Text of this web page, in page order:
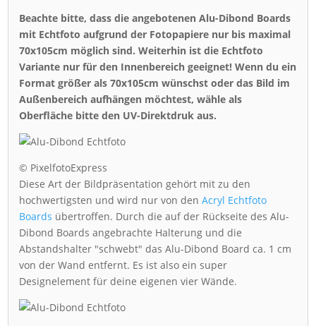
Beachte bitte, dass die angebotenen Alu-Dibond Boards
mit Echtfoto aufgrund der Fotopapiere nur bis maximal
70x105cm möglich sind. Weiterhin ist die Echtfoto
Variante nur für den Innenbereich geeignet! Wenn du ein
Format größer als 70x105cm wünschst oder das Bild im
Außenbereich aufhängen möchtest, wähle als
Oberfläche bitte den UV-Direktdruk aus.
© PixelfotoExpress
Diese Art der Bildpräsentation gehört mit zu den
hochwertigsten und wird nur von denAcryl Echtfoto
Boards übertroffen. Durch die auf der Rückseite des Alu-
Dibond Boards angebrachte Halterung und die
Abstandshalter "schwebt" das Alu-Dibond Board ca. 1 cm
von der Wand entfernt. Es ist also ein super
Designelement für deine eigenen vier Wände.